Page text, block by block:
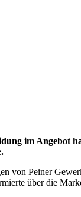
im Angebot
von Peiner
über die